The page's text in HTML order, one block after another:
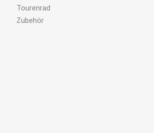
Tourenrad
Zubehör